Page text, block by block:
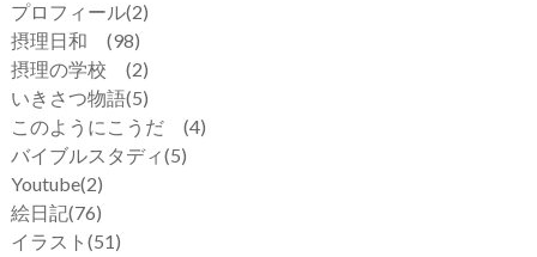
プロフィール(2)
摂理日和 (98)
摂理の学校 (2)
いきさつ物語(5)
このようにこうだ (4)
バイブルスタディ(5)
Youtube(2)
絵日記(76)
イラスト (51)